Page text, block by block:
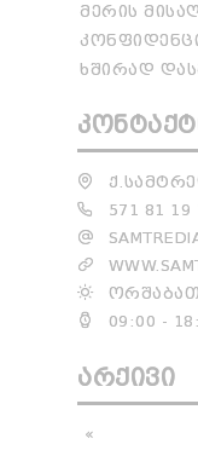
ᲛᲔᲠᲘᲡ
ᲮᲨᲘᲠᲐᲓ
571 81 19
09:00 -
ᲐᲠᲥᲘᲕᲘ
«